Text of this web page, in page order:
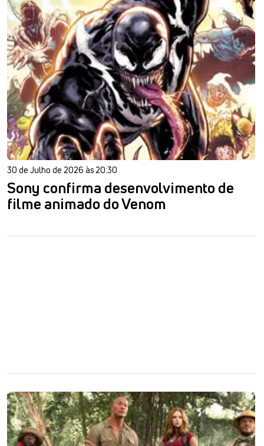
30 de Julho de 2026 às 20:30
Sony confirma desenvolvimento de
filme animado do Venom